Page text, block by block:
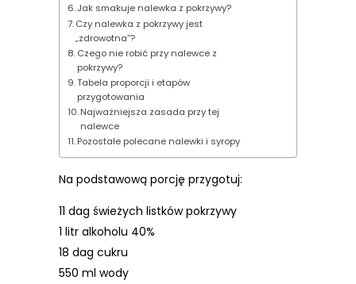
Jak smakuje nalewka z pokrzywy?
Czy nalewka z pokrzywy jest
„zdrowotna”?
Czego nie robić przy nalewce z
pokrzywy?
Tabela proporcji i etapów
przygotowania
Najważniejsza zasada przy tej
nalewce
Pozostałe polecane nalewki i syropy
Na podstawową porcję przygotuj:
11 dag świeżych listków pokrzywy
1 litr alkoholu 40%
18 dag cukru
550 ml wody